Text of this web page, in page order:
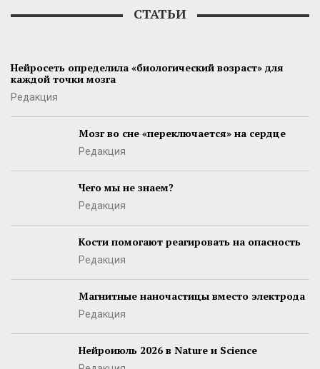
СТАТЬИ
Нейросеть определила «биологический возраст» для
каждой точки мозга
Редакция
Мозг во сне «переключается» на сердце
Редакция
Чего мы не знаем?
Редакция
Кости помогают реагировать на опасность
Редакция
Магнитные наночастицы вместо электрода
Редакция
Нейроиюль 2026 в Nature и Science